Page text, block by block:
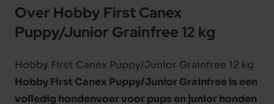
Over Hobby First Canex
Puppy/Junior Grainfree 12 kg
Hobby First Canex Puppy/Junior Grainfree 12 kg
Hobby First Canex Puppy/Junior Grainfree is een
volledig hondenvoervoor pups en junior honden